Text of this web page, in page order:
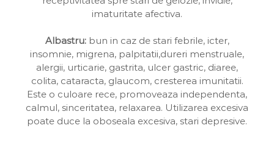
imaturitate afectiva.
Albastru:bun in caz de stari febrile, icter,
insomnie, migrena, palpitatii,dureri menstruale,
alergii, urticarie, gastrita, ulcer gastric, diaree,
colita, cataracta, glaucom, cresterea imunitatii.
Este o culoare rece, promoveaza independenta,
calmul, sinceritatea, relaxarea. Utilizarea excesiva
poate duce la oboseala excesiva, stari depresive.